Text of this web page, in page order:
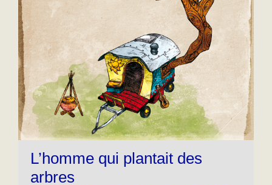
L’homme qui plantait des
arbres